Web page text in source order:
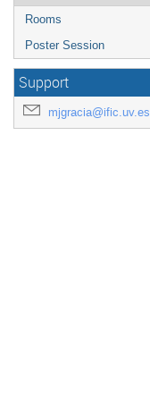
Rooms
Poster Session
Support
mjgracia@ific.uv.es